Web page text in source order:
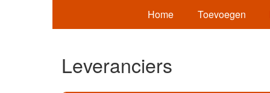
Home Toevoegen
Leveranciers